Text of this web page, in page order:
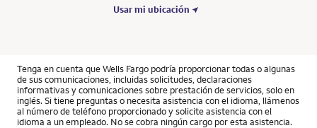
Usar mi ubicación
Tenga en cuenta que Wells Fargo podría proporcionar todas o algunas
de sus comunicaciones, incluidas solicitudes, declaraciones
informativas y comunicaciones sobre prestación de servicios, solo en
inglés. Si tiene preguntas o necesita asistencia con el idioma, llámenos
al número de teléfono proporcionado y solicite asistencia con el
idioma a un empleado. No se cobra ningún cargo por esta asistencia.